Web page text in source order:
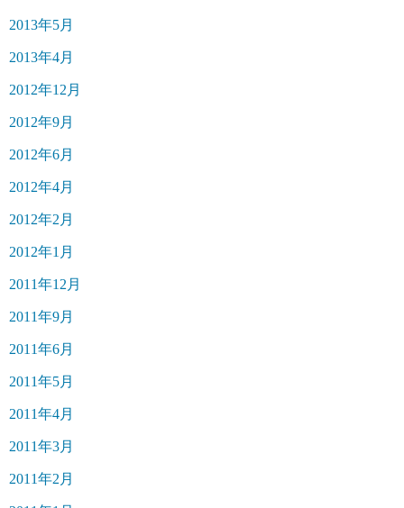
2013年5月
2013年4月
2012年12月
2012年9月
2012年6月
2012年4月
2012年2月
2012年1月
2011年12月
2011年9月
2011年6月
2011年5月
2011年4月
2011年3月
2011年2月